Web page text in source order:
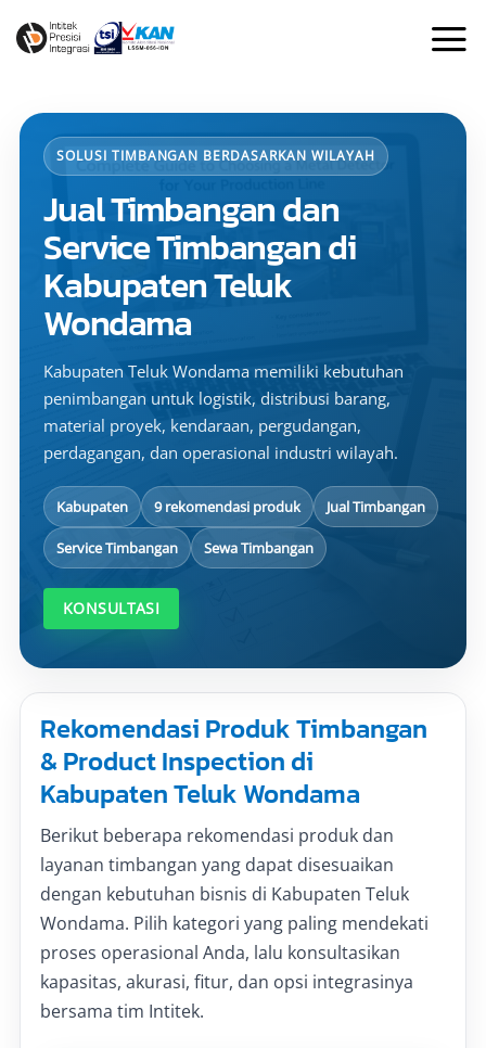
SOLUSI TIMBANGAN BERDASARKAN WILAYAH
Jual Timbangan dan
Service Timbangan di
Kabupaten Teluk
Wondama
Kabupaten Teluk Wondama memiliki kebutuhan
penimbangan untuk logistik, distribusi barang,
material proyek, kendaraan, pergudangan,
perdagangan, dan operasional industri wilayah.
Kabupaten 9 rekomendasi produk Jual Timbangan
Service Timbangan Sewa Timbangan
KONSULTASI
Rekomendasi Produk Timbangan
& Product Inspection di
Kabupaten Teluk Wondama
Berikut beberapa rekomendasi produk dan
layanan timbangan yang dapat disesuaikan
dengan kebutuhan bisnis di Kabupaten Teluk
Wondama. Pilih kategori yang paling mendekati
proses operasional Anda, lalu konsultasikan
kapasitas, akurasi, fitur, dan opsi integrasinya
bersama tim Intitek.